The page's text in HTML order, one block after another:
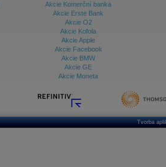
Akcie Komerční banka
Akcie Erste Bank
Akcie O2
Akcie Kofola
Akcie Apple
Akcie Facebook
Akcie BMW
Akcie GE
Akcie Moneta
Tvorba